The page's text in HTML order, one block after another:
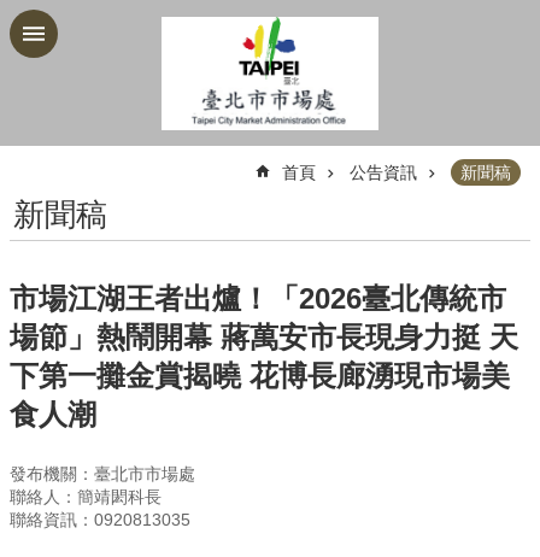
跳到主要內容區塊
首頁 公告資訊 新聞稿
新聞稿
市場江湖王者出爐！「2026臺北傳統市
場節」熱鬧開幕 蔣萬安市長現身力挺 天
下第一攤金賞揭曉 花博長廊湧現市場美
食人潮
發布機關：臺北市市場處
聯絡人：簡靖閎科長
聯絡資訊：0920813035